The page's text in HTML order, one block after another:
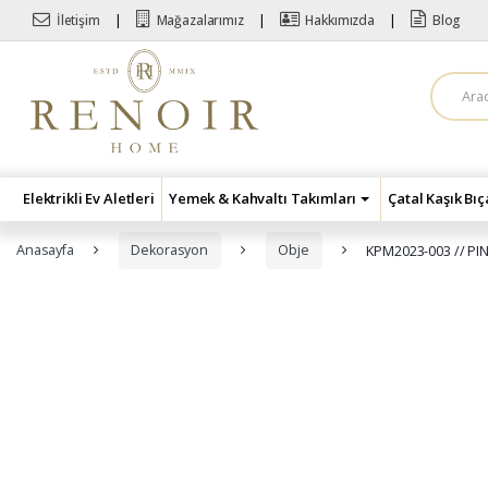
Skip to navigation
Skip to content
İletişim Mağazalarımız Hakkımızda Blog
A
r
a
Elektrikli Ev Aletleri Yemek & Kahvaltı Takımları Çatal Kaşık
Anasayfa Dekorasyon Obje KPM2023-003 //